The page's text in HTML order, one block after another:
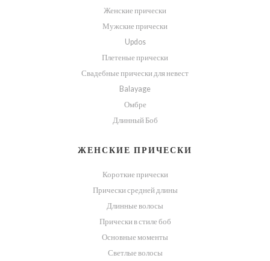
Женские прически
Мужские прически
Updos
Плетеные прически
Свадебные прически для невест
Balayage
Омбре
Длинный Боб
ЖЕНСКИЕ ПРИЧЕСКИ
Короткие прически
Прически средней длины
Длинные волосы
Прически в стиле боб
Основные моменты
Светлые волосы